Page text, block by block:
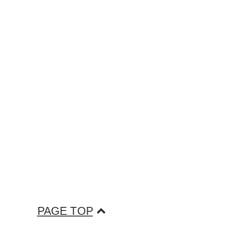
PAGE TOP